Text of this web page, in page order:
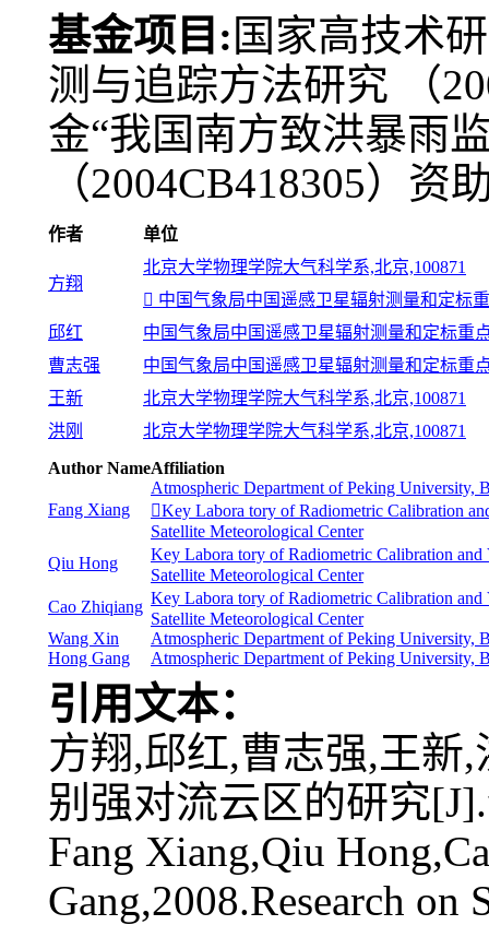
基金项目: 国家高技术
测与追踪方法研究 （
金“我国南方致洪暴雨
（2004CB418305）资
作者 单位
方翔
北京大学物理学院大气科学系,北京,100871
 中国气象局中国遥感卫星辐射测量和定标
邱红
中国气象局中国遥感卫星辐射测量和定标重
曹志强
中国气象局中国遥感卫星辐射测量和定标重
王新
北京大学物理学院大气科学系,北京,100871
洪刚
北京大学物理学院大气科学系,北京,100871
Author NameAffiliation
Fang Xiang
Atmospheric Department of Peking University,
Key Labora tory of Radiometric Calibration
Satellite Meteorological Center
Qiu Hong
Key Labora tory of Radiometric Calibration
Satellite Meteorological Center
Cao Zhiqiang Key Labora tory of Radiometric Calibration
Satellite Meteorological Center
Wang Xin
Atmospheric Department of Peking University,
Hong Gang
Atmospheric Department of Peking University,
引用文本：
方翔,邱红,曹志强,王新
别强对流云区的研究
Fang Xiang,Qiu
Gang,2008.Research